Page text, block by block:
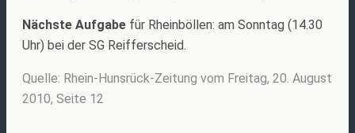
Nächste Aufgabe für Rheinböllen: am Sonntag (14.30
Uhr) bei der SG Reifferscheid.
Quelle: Rhein-Hunsrück-Zeitung vom Freitag, 20. August
2010, Seite 12